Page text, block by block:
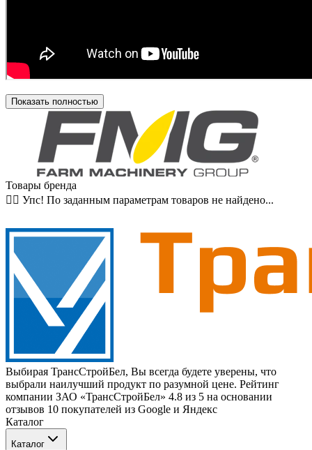
Показать полностью
Товары бренда
🤷‍♂️ Упс! По заданным параметрам товаров не найдено...
Выбирая ТрансСтройБел, Вы всегда будете уверены, что
выбрали наилучший продукт по разумной цене. Рейтинг
компании ЗАО «ТрансСтройБел» 4.8 из 5 на основании
отзывов 10 покупателей из Google и Яндекс
Каталог
Каталог